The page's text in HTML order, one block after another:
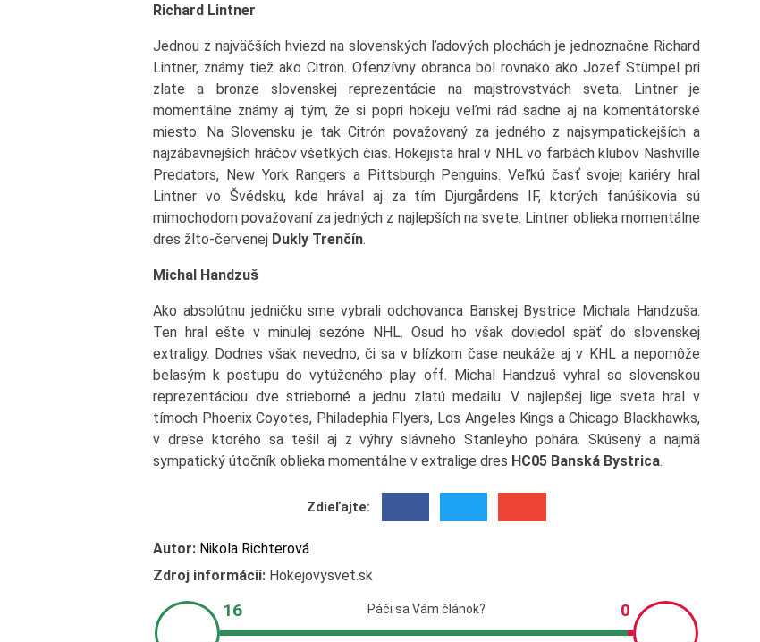
Richard Lintner
Jednou z najväčších hviezd na slovenských ľadových plochách je jednoznačne Richard
Lintner, známy tiež ako Citrón. Ofenzívny obranca bol rovnako ako Jozef Stümpel pri
zlate a bronze slovenskej reprezentácie na majstrovstvách sveta. Lintner je
momentálne známy aj tým, že si popri hokeju veľmi rád sadne aj na komentátorské
miesto. Na Slovensku je tak Citrón považovaný za jedného z najsympatickejších a
najzábavnejších hráčov všetkých čias. Hokejista hral v NHL vo farbách klubov Nashville
Predators, New York Rangers a Pittsburgh Penguins. Veľkú časť svojej kariéry hral
Lintner vo Švédsku, kde hrával aj za tím Djurgårdens IF, ktorých fanúšikovia sú
mimochodom považovaní za jedných z najlepších na svete. Lintner oblieka momentálne
dres žlto-červenej Dukly Trenčín.
Michal Handzuš
Ako absolútnu jedničku sme vybrali odchovanca Banskej Bystrice Michala Handzuša.
Ten hral ešte v minulej sezóne NHL. Osud ho však doviedol späť do slovenskej
extraligy. Dodnes však nevedno, či sa v blízkom čase neukáže aj v KHL a nepomôže
belasým k postupu do vytúženého play off. Michal Handzuš vyhral so slovenskou
reprezentáciou dve strieborné a jednu zlatú medailu. V najlepšej lige sveta hral v
tímoch Phoenix Coyotes, Philadephia Flyers, Los Angeles Kings a Chicago Blackhawks,
v drese ktorého sa tešil aj z výhry slávneho Stanleyho pohára. Skúsený a najmä
sympatický útočník oblieka momentálne v extralige dres HC05 Banská Bystrica.
Zdieľajte:
Autor: Nikola Richterová
Zdroj informácií: Hokejovysvet.sk